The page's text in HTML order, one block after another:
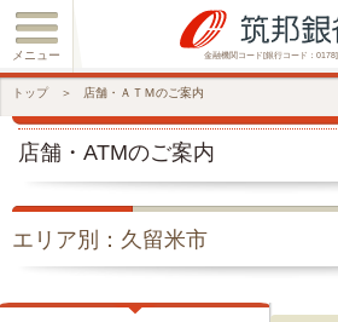
金融機関コード[銀行コード：0178]
メニュー
トップ ＞ 店舗・ＡＴＭのご案内
店舗・ATMのご案内
エリア別：久留米市